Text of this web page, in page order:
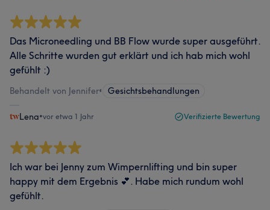
Das Microneedling und BB Flow wurde super ausgeführt.
Alle Schritte wurden gut erklärt und ich hab mich wohl
gefühlt :)
Behandelt von Jennifer• Gesichtsbehandlungen
Lena•vor etwa 1 Jahr Verifizierte Bewertung
Ich war bei Jenny zum Wimpernlifting und bin super
happy mit dem Ergebnis 💕. Habe mich rundum wohl
gefühlt.